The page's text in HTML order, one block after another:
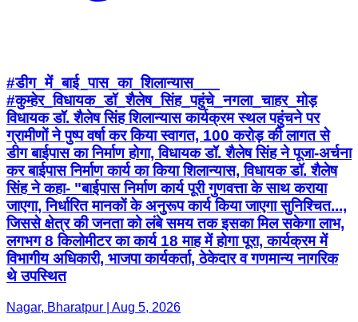
#डीग_में_बाई_पास_का_शिलान्यास___
#कुम्हेर_विधायक_डॉ_शैलेष_सिंह_पहुंचे_नगला_चाहर_मोड़
विधायक डॉ. शैलेष सिंह शिलान्यास कार्यक्रम स्थल पहुंचने पर
ग्रामीणों ने पुष्प वर्षा कर किया स्वागत, 100 करोड़ की लागत से
डीग बाईपास का निर्माण होगा, विधायक डॉ. शैलेष सिंह ने पूजा-अर्चना
कर बाईपास निर्माण कार्य का किया शिलान्यास, विधायक डॉ. शैलेष
सिंह ने कहा- "बाईपास निर्माण कार्य पूरी गुणवत्ता के साथ कराया
जाएगा, निर्धारित मानकों के अनुरूप कार्य किया जाएगा सुनिश्चित...,
जिससे क्षेत्र की जनता को लंबे समय तक इसका मिल सकेगा लाभ,
लगभग 8 किलोमीटर का कार्य 18 माह में होगा पूरा, कार्यक्रम में
विभागीय अधिकारी, भाजपा कार्यकर्ता, ठेकेदार व गणमान्य नागरिक
थे उपस्थित
Nagar, Bharatpur | Aug 5, 2026